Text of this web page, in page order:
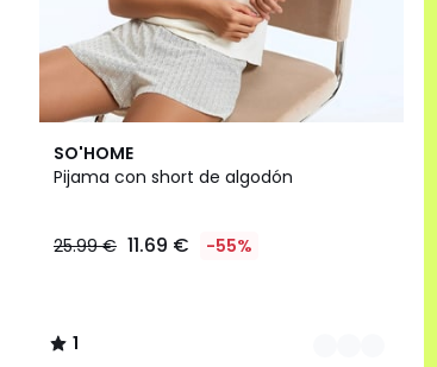
SO'HOME
Pijama con short de algodón
25.99 € 11.69 € -55%
1
/
2
Colores
1
/